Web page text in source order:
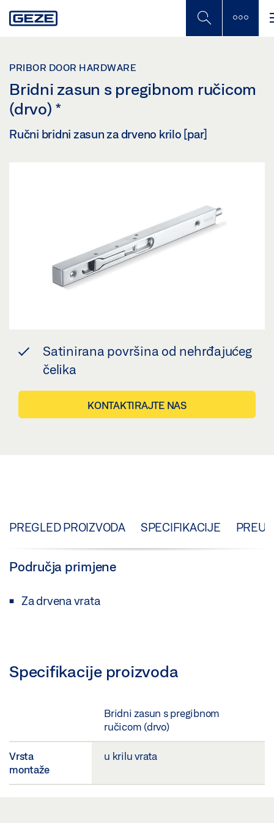
to
PRIBOR DOOR HARDWARE
Bridni zasun s pregibnom ručicom
(drvo) *
Ručni bridni zasun za drveno krilo [par]
Satinirana površina od nehrđajućeg
čelika
KONTAKTIRAJTE NAS
PREGLED PROIZVODA SPECIFIKACIJE
Područja primjene
Za drvena vrata
Specifikacije proizvoda
Bridni zasun s pregibnom
ručicom (drvo)
Vrsta
montaže
u krilu vrata